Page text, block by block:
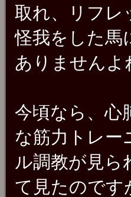
取れ、リフレ
怪我をした馬
ありませんよ
今頃なら、心
な筋力トレー
ル調教が見ら
て見たのです